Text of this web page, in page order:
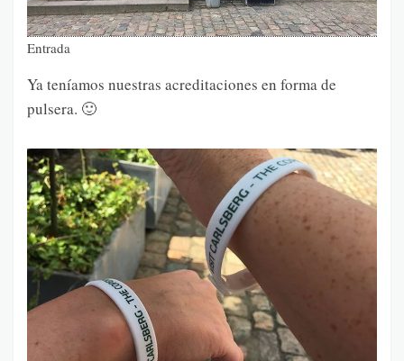
Entrada
Ya teníamos nuestras acreditaciones en forma de
pulsera. 🙂